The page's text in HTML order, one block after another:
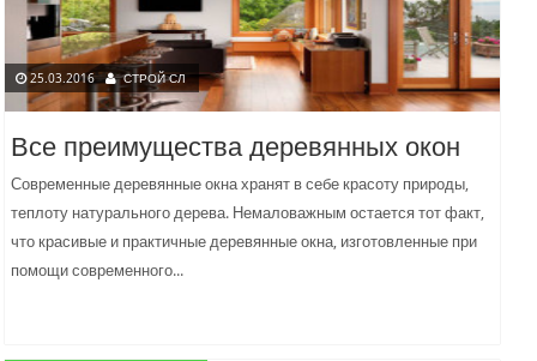
25.03.2016 СТРОЙ СЛ
Все преимущества деревянных окон
Современные деревянные окна хранят в себе красоту природы,
теплоту натурального дерева. Немаловажным остается тот факт,
что красивые и практичные деревянные окна, изготовленные при
помощи современного...